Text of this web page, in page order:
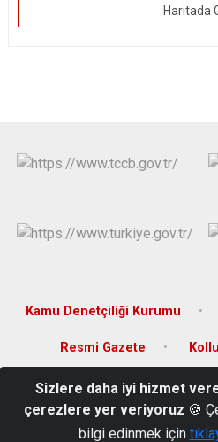
Haritada
Kamu Denetçiliği Kurumu
Resmi Gazete
Camicedit Mahallesi, Kıbrıs
(0286) 773
Sizlere daha iyi hizmet
çerezlere yer veriyoruz 🍪
bilgi edinmek için